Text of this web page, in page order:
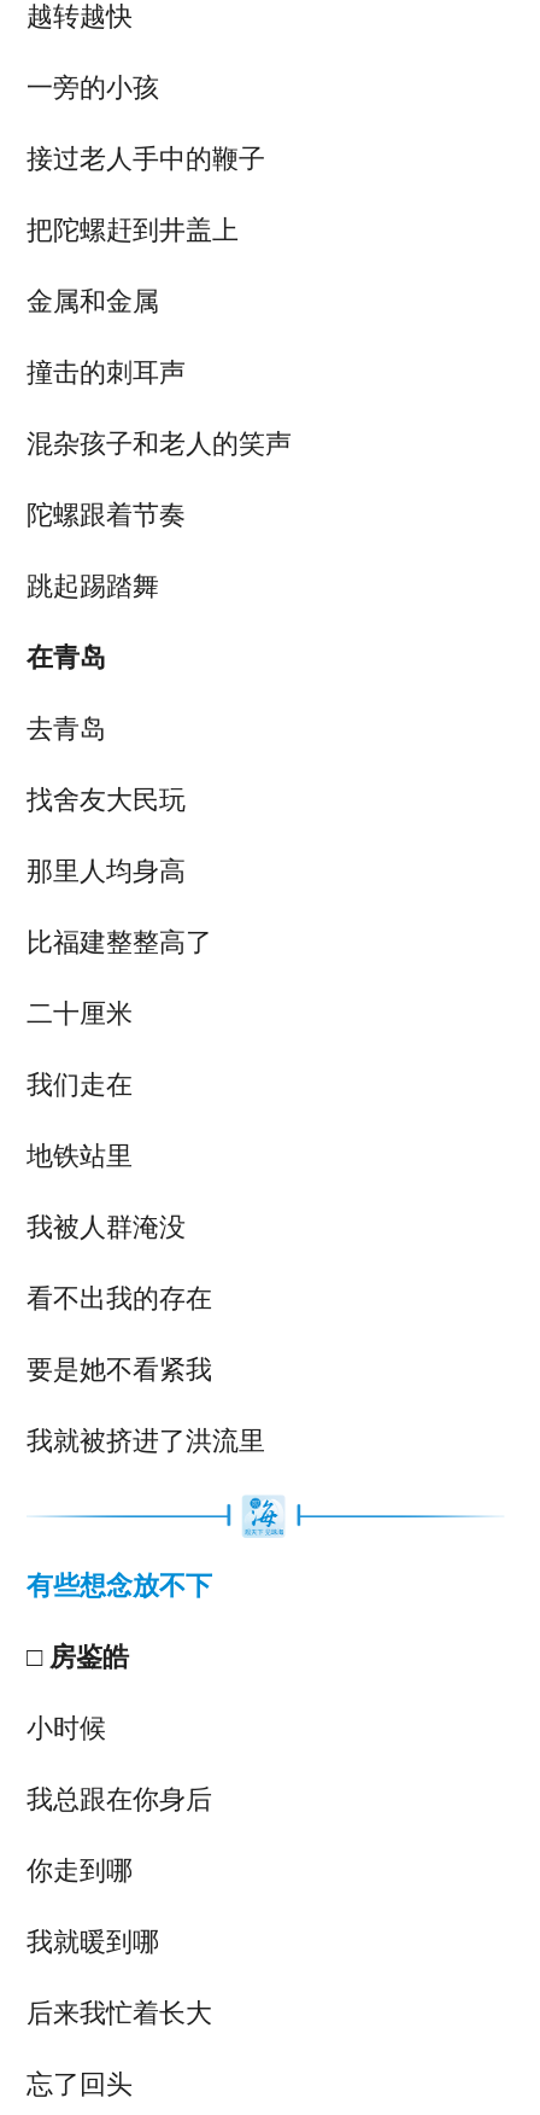
越转越快
一旁的小孩
接过老人手中的鞭子
把陀螺赶到井盖上
金属和金属
撞击的刺耳声
混杂孩子和老人的笑声
陀螺跟着节奏
跳起踢踏舞
在青岛
去青岛
找舍友大民玩
那里人均身高
比福建整整高了
二十厘米
我们走在
地铁站里
我被人群淹没
看不出我的存在
要是她不看紧我
我就被挤进了洪流里
有些想念放不下
□ 房鉴皓
小时候
我总跟在你身后
你走到哪
我就暖到哪
后来我忙着长大
忘了回头